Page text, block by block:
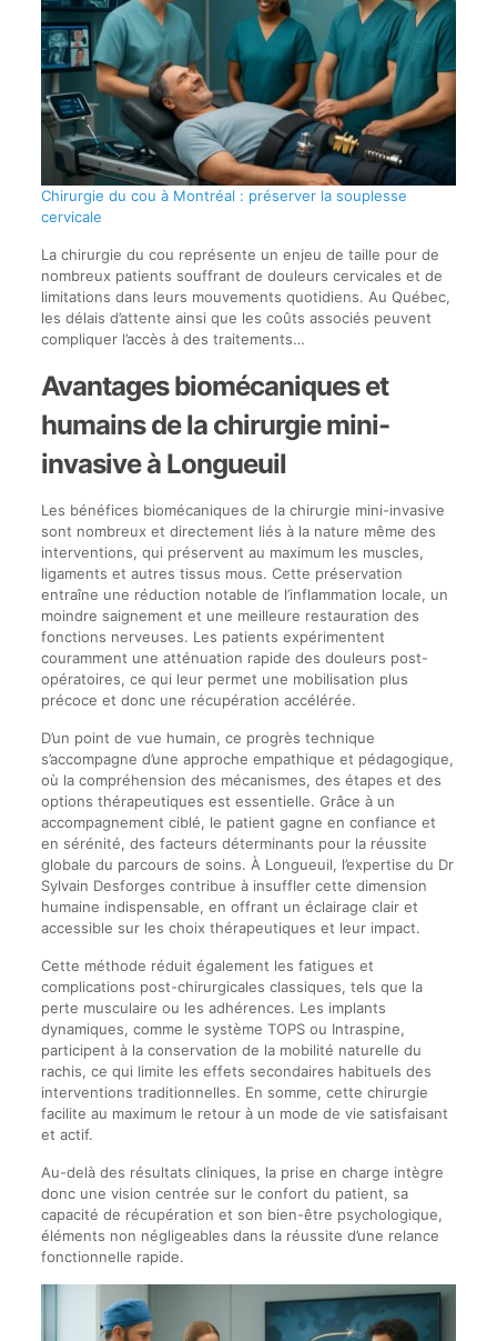
Chirurgie du cou à Montréal : préserver la souplesse
cervicale
La chirurgie du cou représente un enjeu de taille pour de
nombreux patients souffrant de douleurs cervicales et de
limitations dans leurs mouvements quotidiens. Au Québec,
les délais d’attente ainsi que les coûts associés peuvent
compliquer l’accès à des traitements…
Avantages biomécaniques et
humains de la chirurgie mini-
invasive à Longueuil
Les bénéfices biomécaniques de la chirurgie mini-invasive
sont nombreux et directement liés à la nature même des
interventions, qui préservent au maximum les muscles,
ligaments et autres tissus mous. Cette préservation
entraîne une réduction notable de l’inflammation locale, un
moindre saignement et une meilleure restauration des
fonctions nerveuses. Les patients expérimentent
couramment une atténuation rapide des douleurs post-
opératoires, ce qui leur permet une mobilisation plus
précoce et donc une récupération accélérée.
D’un point de vue humain, ce progrès technique
s’accompagne d’une approche empathique et pédagogique,
où la compréhension des mécanismes, des étapes et des
options thérapeutiques est essentielle. Grâce à un
accompagnement ciblé, le patient gagne en confiance et
en sérénité, des facteurs déterminants pour la réussite
globale du parcours de soins. À Longueuil, l’expertise du Dr
Sylvain Desforges contribue à insuffler cette dimension
humaine indispensable, en offrant un éclairage clair et
accessible sur les choix thérapeutiques et leur impact.
Cette méthode réduit également les fatigues et
complications post-chirurgicales classiques, tels que la
perte musculaire ou les adhérences. Les implants
dynamiques, comme le système TOPS ou Intraspine,
participent à la conservation de la mobilité naturelle du
rachis, ce qui limite les effets secondaires habituels des
interventions traditionnelles. En somme, cette chirurgie
facilite au maximum le retour à un mode de vie satisfaisant
et actif.
Au-delà des résultats cliniques, la prise en charge intègre
donc une vision centrée sur le confort du patient, sa
capacité de récupération et son bien-être psychologique,
éléments non négligeables dans la réussite d’une relance
fonctionnelle rapide.